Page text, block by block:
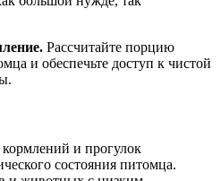
Рассчитайте порцию
и обеспечьте доступ к чистой
и прогулок
состояния питомца.